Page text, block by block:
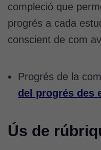
compleció que
progrés a cada
conscient de com
Progrés de la
del progrés des
Ús de